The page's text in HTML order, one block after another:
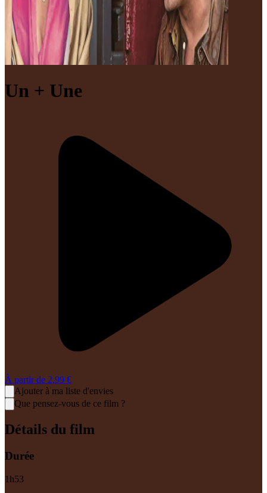
Un + Une
À partir de 2,99 €
Ajouter à ma liste d'envies
Que pensez-vous de ce film ?
Détails du film
Durée
1h53